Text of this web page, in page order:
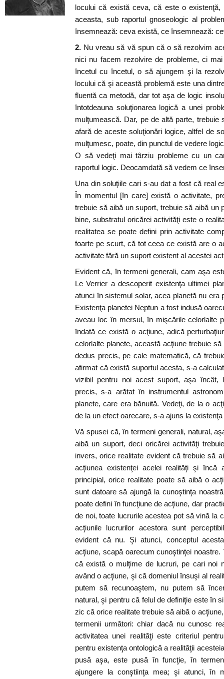
locului că există ceva, că este o
aceasta, sub raportul gnoseologic al
însemnează: ceva există, ce însemnează:
2. Nu vreau să vă spun că o să rezolvim
nici nu facem rezolvire de probleme, ci
încetul cu încetul, o să ajungem şi la
locului că şi această problemă este una
fluentă ca metodă, dar tot aşa de logic
întotdeauna soluţionarea logică a unei
mulţumească. Dar, pe de altă parte,
afară de aceste soluţionări logice, altfel de
mulţumesc, poate, din punctul de vedere
O să vedeţi mai târziu probleme cu un
raportul logic. Deocamdată să vedem ce
Una din soluţiile cari s-au dat a fost că real
În momentul [în care] există o activitate,
trebuie să aibă un suport, trebuie să aibă un
bine, substratul oricărei activităţi este o
realitatea se poate defini prin activitate
foarte pe scurt, că tot ceea ce există are o
activitate fără un suport existent al acestei
Evident că, în termeni generali, cam aşa
Le Verrier a descoperit existenţa ultimei
atunci în sistemul solar, acea planetă nu era
Existenţa planetei Neptun a fost indusă
aveau loc în mersul, în mişcările celorlalte
îndată ce există o acţiune, adică
celorlalte planete, această acţiune trebuie
dedus precis, pe cale matematică, că
afirmat că există suportul acesta, s-a
vizibil pentru noi acest suport, aşa încât,
precis, s-a arătat în instrumentul
planete, care era bănuită. Vedeţi, de la o
de la un efect oarecare, s-a ajuns la
Vă spusei că, în termeni generali, natural,
aibă un suport, deci oricărei activităţi
invers, orice realitate evident că trebuie să
acţiunea existenţei acelei realităţi şi
principial, orice realitate poate să aibă o
sunt datoare să ajungă la cunoştinţa
poate defini în funcţiune de acţiune, dar
de noi, toate lucrurile acestea pot să vină la
acţiunile lucrurilor acestora sunt
evident că nu. Şi atunci, conceptul
acţiune, scapă oarecum cunoştinţei
că există o mulţime de lucruri, pe cari noi
având o acţiune, şi că domeniul însuşi al
putem să recunoaştem, nu putem să
natural, şi pentru că felul de definiţie este în
zic că orice realitate trebuie să aibă o
termenii următori: chiar dacă nu cunosc
activitatea unei realităţi este criteriul
pentru existenţa ontologică a realităţii
pusă aşa, este pusă în funcţie, în
ajungere la conştiinţa mea; şi atunci, în